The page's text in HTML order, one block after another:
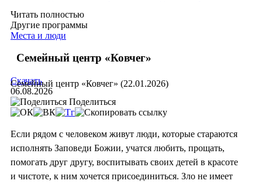
Читать полностью
Другие программы
Места и люди
Семейный центр «Ковчег»
Семейный центр «Ковчег» (22.01.2026)
Скачать
06.08.2026
Поделиться
Если рядом с человеком живут люди, которые стараются
исполнять Заповеди Божии, учатся любить, прощать,
помогать друг другу, воспитывать своих детей в красоте
и чистоте, к ним хочется присоединиться. Зло не имеет